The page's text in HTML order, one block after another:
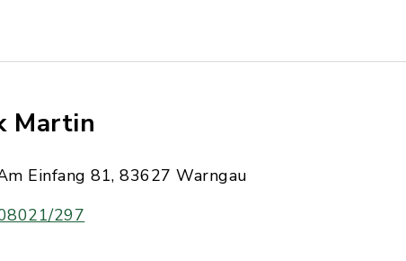
Martin
Einfang 81, 83627 Warngau
297